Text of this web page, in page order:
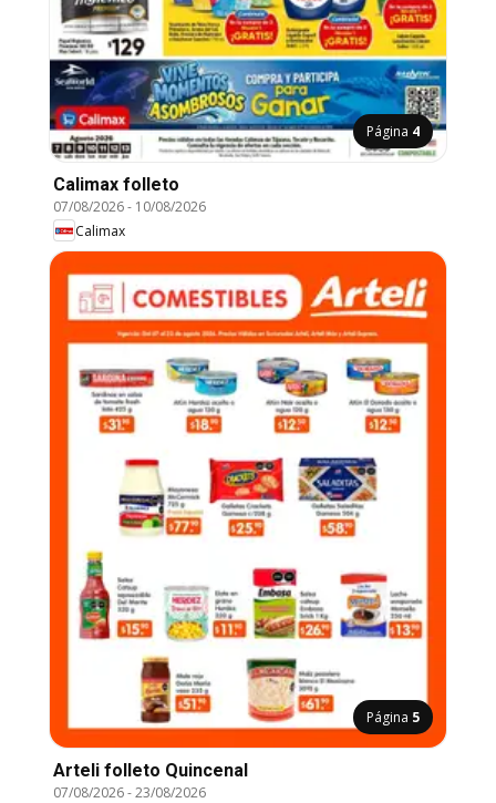
Página 4
Calimax folleto
07/08/2026- 10/08/2026
Calimax
Página 5
Arteli folleto Quincenal
07/08/2026-23/08/2026